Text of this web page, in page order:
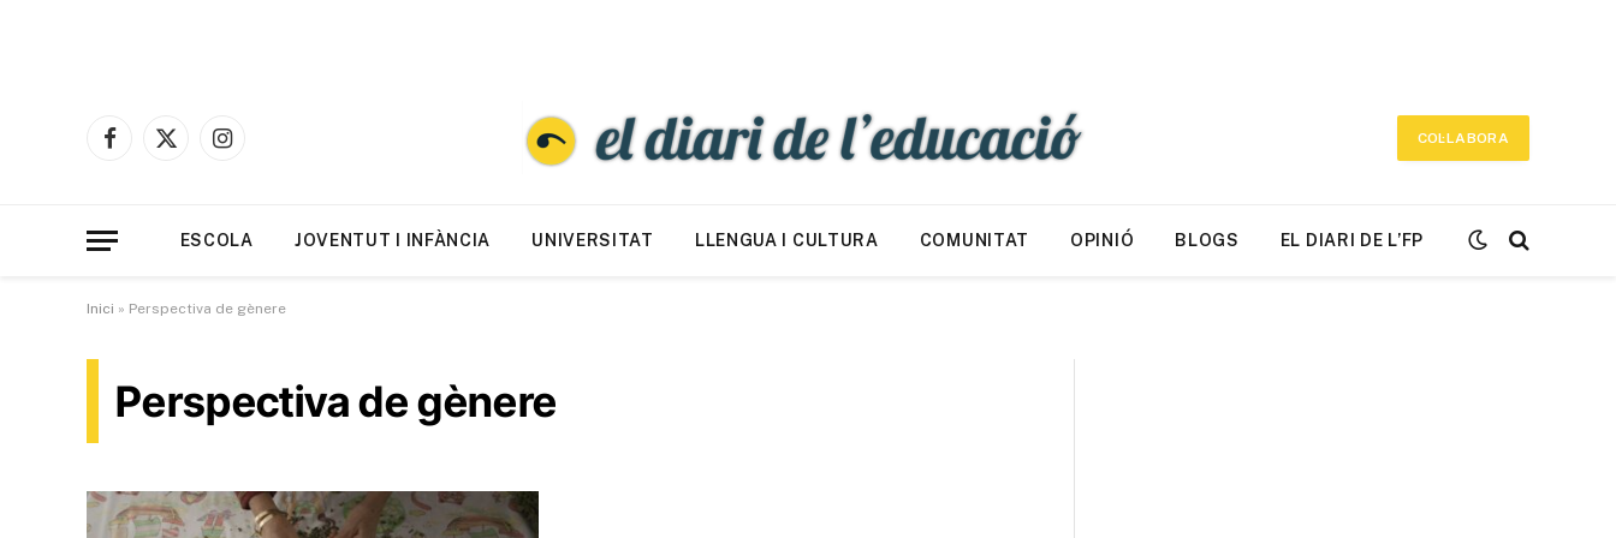
Facebook
X
Instagram
COL·LABORA
ESCOLA JOVENTUT I INFÀNCIA UNIVERSITAT LLENGUA I CULTURA COMUNITAT OPINIÓ BLOGS EL DIARI DE L’FP
Inici » Perspectiva de gènere
Perspectiva de gènere